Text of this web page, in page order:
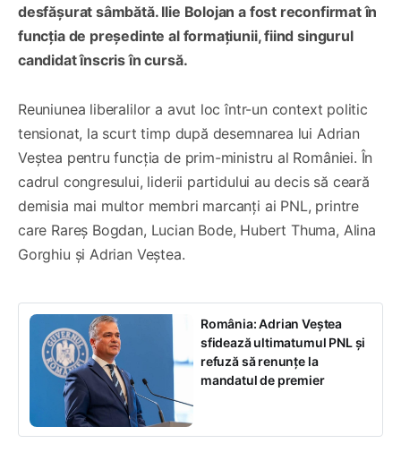
desfășurat sâmbătă. Ilie Bolojan a fost reconfirmat în
funcția de președinte al formațiunii, fiind singurul
candidat înscris în cursă.
Reuniunea liberalilor a avut loc într-un context politic
tensionat, la scurt timp după desemnarea lui Adrian
Veștea pentru funcția de prim-ministru al României. În
cadrul congresului, liderii partidului au decis să ceară
demisia mai multor membri marcanți ai PNL, printre
care Rareș Bogdan, Lucian Bode, Hubert Thuma, Alina
Gorghiu și Adrian Veștea.
România: Adrian Veștea
sfidează ultimatumul PNL și
refuză să renunțe la
mandatul de premier